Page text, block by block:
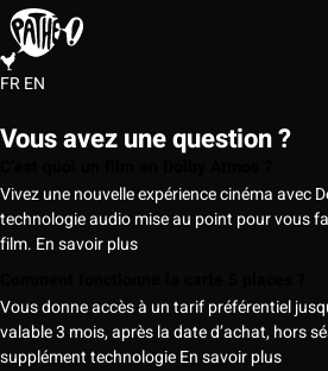
FREN
Vous avez une question ?
Vivez une nouvelle expérience cinéma avec
technologie audio mise au point pour vous
film. En savoir plus
Vous donne accès à un tarif préférentiel
valable 3 mois, après la date d’achat, hors
supplément technologieEn savoir plus